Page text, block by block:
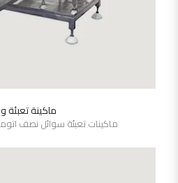
DETAILS
ماكينة تعبئة
ماكينات تعبئة سوائل نصف